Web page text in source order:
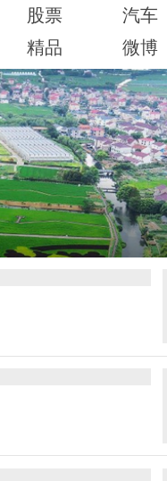
股票 汽车
精品 微博